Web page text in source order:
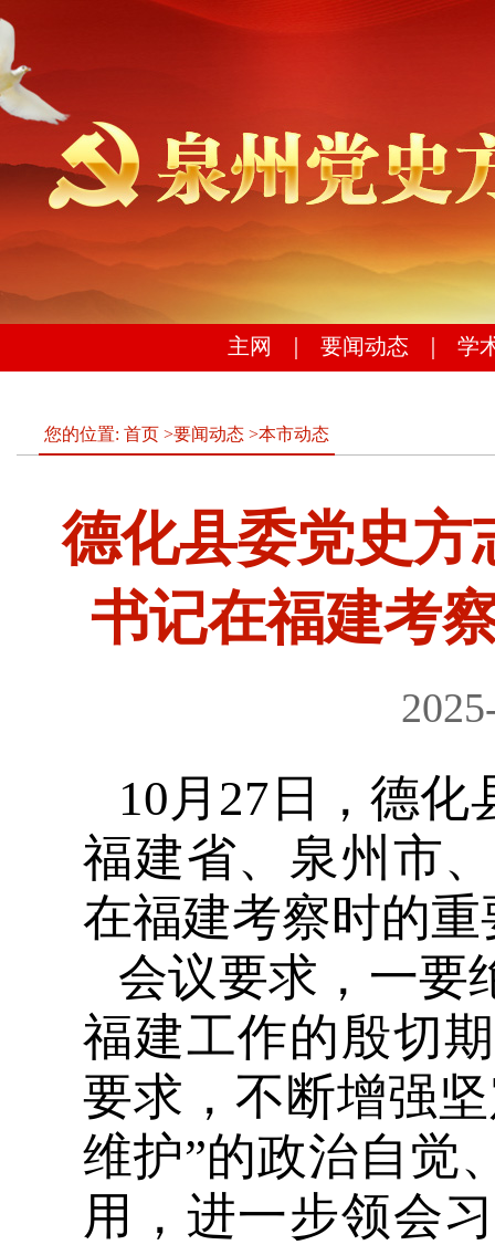
主网 要闻动态 学
您的位置: 首页 >要闻动态 >本市动态
德化县委党史方
书记在福建考
10月27日，德
福建省、泉州市
在福建考察时的
会议要求，一要
福建工作的殷切
要求，不断增强
维护”的政治自觉
用，进一步领会